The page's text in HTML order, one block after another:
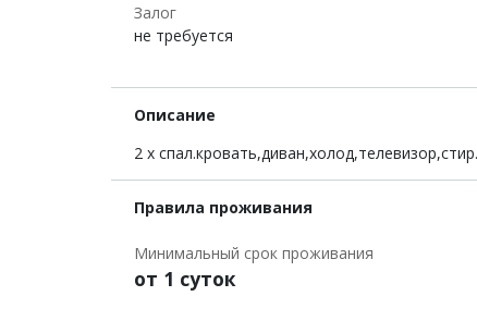
Залог
не требуется
Описание
2 х
Правила проживания
Минимальный срок проживания
от 1 суток